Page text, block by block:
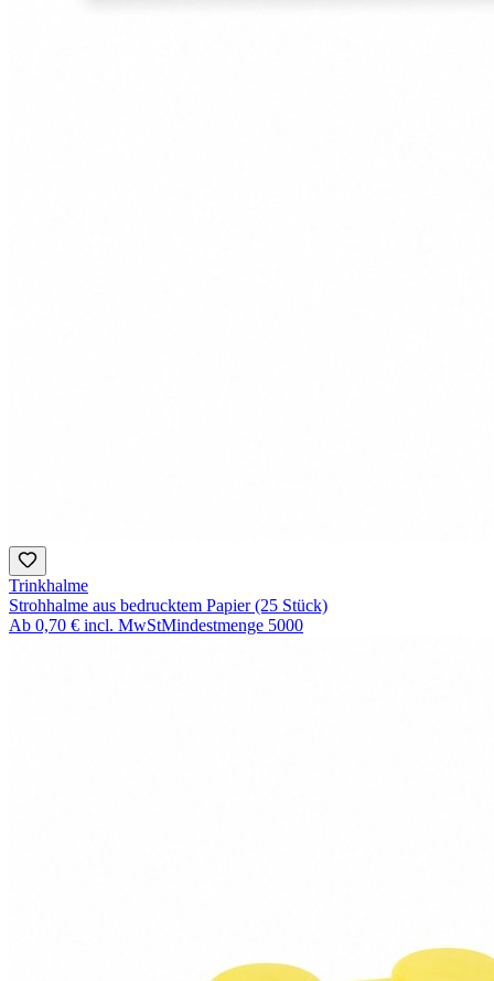
Trinkhalme
Strohhalme aus bedrucktem Papier (25 Stück)
Ab 0,70 € incl. MwStMindestmenge 5000